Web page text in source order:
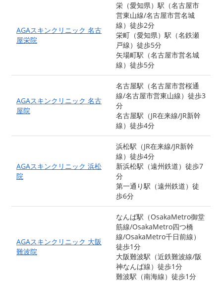
AGAスキンクリニック 名古
屋栄院
栄（愛知県）駅（名古屋市
営東山線/名古屋市営名城
線）徒歩2分
栄町（愛知県）駅（名鉄瀬
戸線）徒歩5分
矢場町駅（名古屋市営名城
線）徒歩5分
AGAスキンクリニック 名古
屋院
名古屋駅（名古屋市営桜通
線/名古屋市営東山線）徒歩3
分
名古屋駅（JR在来線/JR新幹
線）徒歩4分
AGAスキンクリニック 浜松
院
浜松駅（JR在来線/JR新幹
線）徒歩4分
新浜松駅（遠州鉄道）徒歩7
分
第一通り駅（遠州鉄道）徒
歩6分
AGAスキンクリニック 大阪
難波院
なんば駅（OsakaMetro御堂
筋線/OsakaMetro四つ橋
線/OsakaMetro千日前線）
徒歩1分
大阪難波駅（近鉄難波線/阪
神なんば線）徒歩1分
難波駅（南海線）徒歩1分